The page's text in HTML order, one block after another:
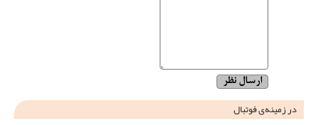
در زمینه‌ی فوتبال